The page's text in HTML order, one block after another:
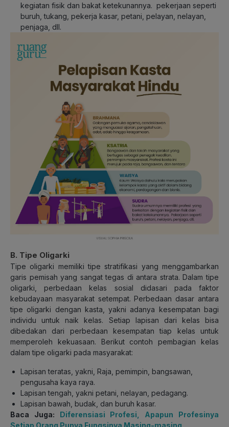
kegiatan fisik dan bakat ketekunannya. pekerjaan seperti
buruh, tukang, pekerja kasar, petani, pelayan, nelayan,
penjaga, dll.
B. Tipe Oligarki
Tipe oligarki memiliki tipe stratifikasi yang menggambarkan
garis pemisah yang sangat tegas di antara strata. Dalam tipe
oligarki, perbedaan kelas sosial didasari pada faktor
kebudayaan masyarakat setempat. Perbedaan dasar antara
tipe oligarki dengan kasta, yakni adanya kesempatan bagi
individu untuk naik kelas. Setiap lapisan dari kelas bisa
dibedakan dari perbedaan kesempatan tiap kelas untuk
memperoleh kekuasaan. Berikut contoh pembagian kelas
dalam tipe oligarki pada masyarakat:
Lapisan teratas, yakni, Raja, pemimpin, bangsawan,
pengusaha kaya raya.
Lapisan tengah, yakni petani, nelayan, pedagang.
Lapisan bawah, budak, dan buruh kasar.
Baca Juga: Diferensiasi Profesi, Apapun Profesinya
Setiap Orang Punya Fungsinya Masing-masing